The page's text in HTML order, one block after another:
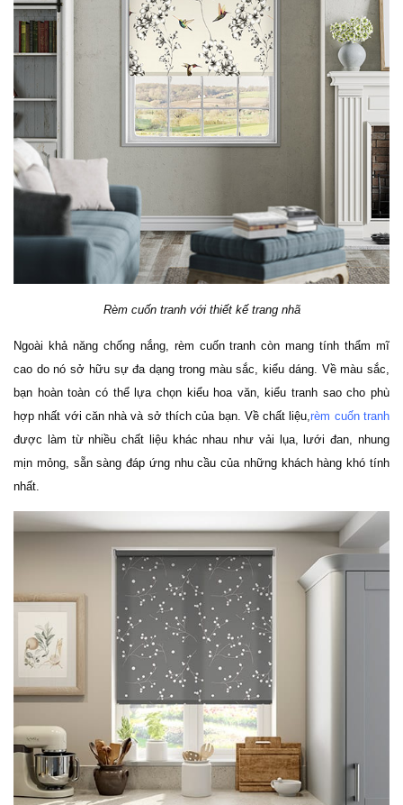
Rèm cuốn tranh với thiết kế trang nhã
Ngoài khả năng chống nắng, rèm cuốn tranh còn mang tính thẩm mĩ
cao do nó sở hữu sự đa dạng trong màu sắc, kiểu dáng. Về màu sắc,
bạn hoàn toàn có thể lựa chọn kiểu hoa văn, kiểu tranh sao cho phù
hợp nhất với căn nhà và sở thích của bạn. Về chất liệu,rèm cuốn tranh
được làm từ nhiều chất liệu khác nhau như vải lụa, lưới đan, nhung
mịn mỏng, sẵn sàng đáp ứng nhu cầu của những khách hàng khó tính
nhất.